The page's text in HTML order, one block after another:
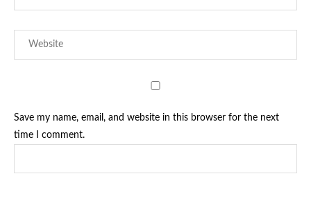
Save my name, email, and website in this browser for the next
time I comment.